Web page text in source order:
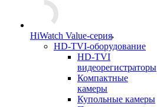
HiWatch Value-серия
HD-TVI-оборудование
HD-TVI
видеорегистраторы
Компактные
камеры
Купольные камеры